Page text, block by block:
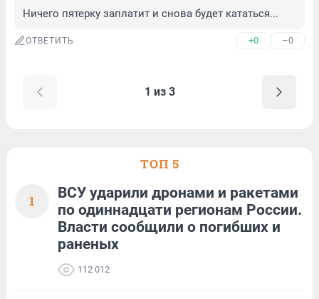
Ничего пятерку заплатит и снова будет кататься...
ОТВЕТИТЬ +0 –0
1 из 3
ТОП 5
1
ВСУ ударили дронами и ракетами
по одиннадцати регионам России.
Власти сообщили о погибших и
раненых
112 012